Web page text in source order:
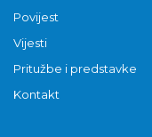
Povijest
Vijesti
Pritužbe i predstavke
Kontakt